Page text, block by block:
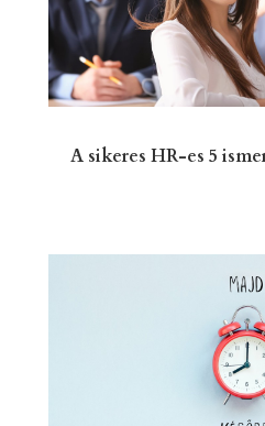
A sikeres HR-es 5